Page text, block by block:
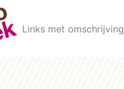
Links met omschrijving